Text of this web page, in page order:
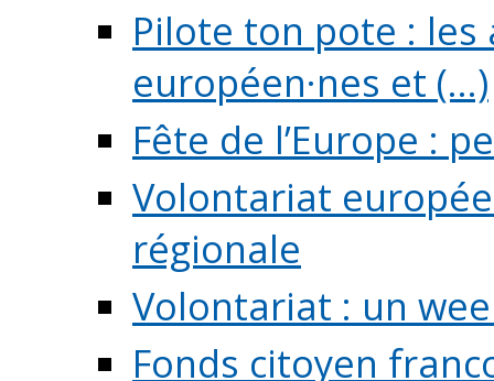
Pilote ton pote :
européen·nes et (...)
Fête de l’Europe :
Volontariat
régionale
Volontariat : un
Fonds citoyen